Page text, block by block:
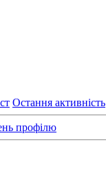
Остання активність
профілю